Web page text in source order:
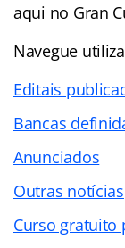
aqui no Gran
Navegue
Editais
Bancas
Anunciados
Outras notícias
Curso gratuito